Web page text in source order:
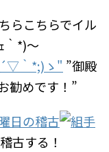
らこちらでイル
｀*)～
”御殿
勧めです！”
稽古する！